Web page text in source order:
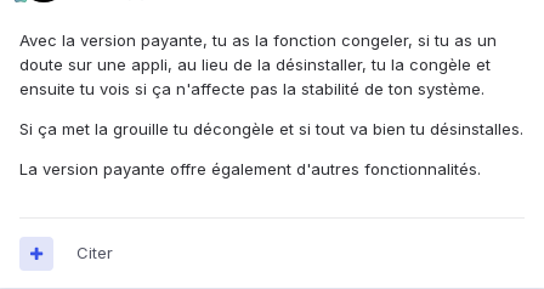
Avec la version payante, tu as la fonction congeler, si tu as un
doute sur une appli, au lieu de la désinstaller, tu la congèle et
ensuite tu vois si ça n'affecte pas la stabilité de ton système.
Si ça met la grouille tu décongèle et si tout va bien tu désinstalles.
La version payante offre également d'autres fonctionnalités.
Citer